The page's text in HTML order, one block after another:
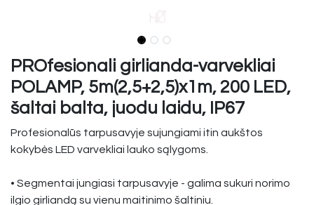
PROfesionali girlianda-varvekliai
POLAMP, 5m(2,5+2,5)x1m, 200 LED,
šaltai balta, juodu laidu, IP67
Profesionalūs tarpusavyje sujungiami itin aukštos
kokybės LED varvekliai lauko sąlygoms.
• Segmentai jungiasi tarpusavyje - galima sukuri norimo
ilgio girliandą su vienu maitinimo šaltiniu.